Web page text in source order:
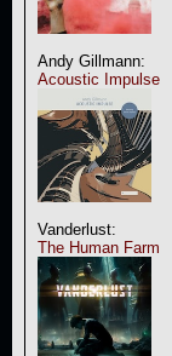
Andy Gillmann:
Acoustic Impulse
Vanderlust:
The Human Farm